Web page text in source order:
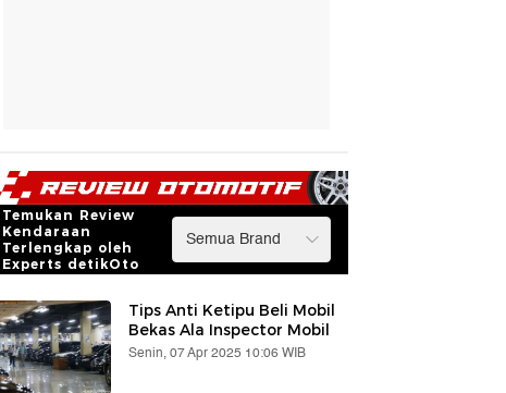
Temukan Review
Kendaraan
Terlengkap oleh
Experts detikOto
Tips Anti Ketipu Beli Mobil
Bekas Ala Inspector Mobil
Senin, 07 Apr 2025 10:06 WIB